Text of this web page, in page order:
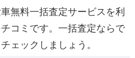
無料一括査定サービスを利
コミです。一括査定ならで
ェックしましょう。